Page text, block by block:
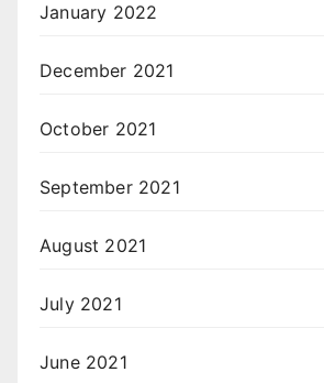
January 2022
December 2021
October 2021
September 2021
August 2021
July 2021
June 2021